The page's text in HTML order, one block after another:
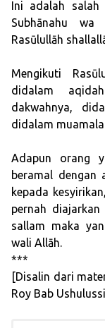
Ini adalah
Subhānahu wa
Rasūlullāh
Mengikuti
didalam
dakwahnya,
didalam
Adapun orang
beramal dengan
kepada
pernah diajarkan
sallam maka
wali Allāh.
***
[Disalin dari
Roy Bab